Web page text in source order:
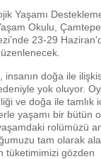
Yaşamı
Okulu,
23-29
insanın doğa ile
yok oluyor.
ve doğa ile tamlık
yaşamı bir bütün
rolümüzü
tam olarak
tüketimimizi gözden